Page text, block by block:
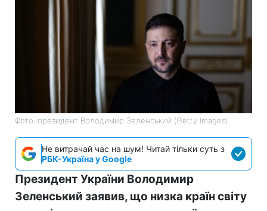
Фото: президент Володимир Зеленський (Getty Images)
Не витрачай час на шум! Читай тільки суть з
РБК-Україна у Google
Президент України Володимир
Зеленський заявив, що низка країн світу